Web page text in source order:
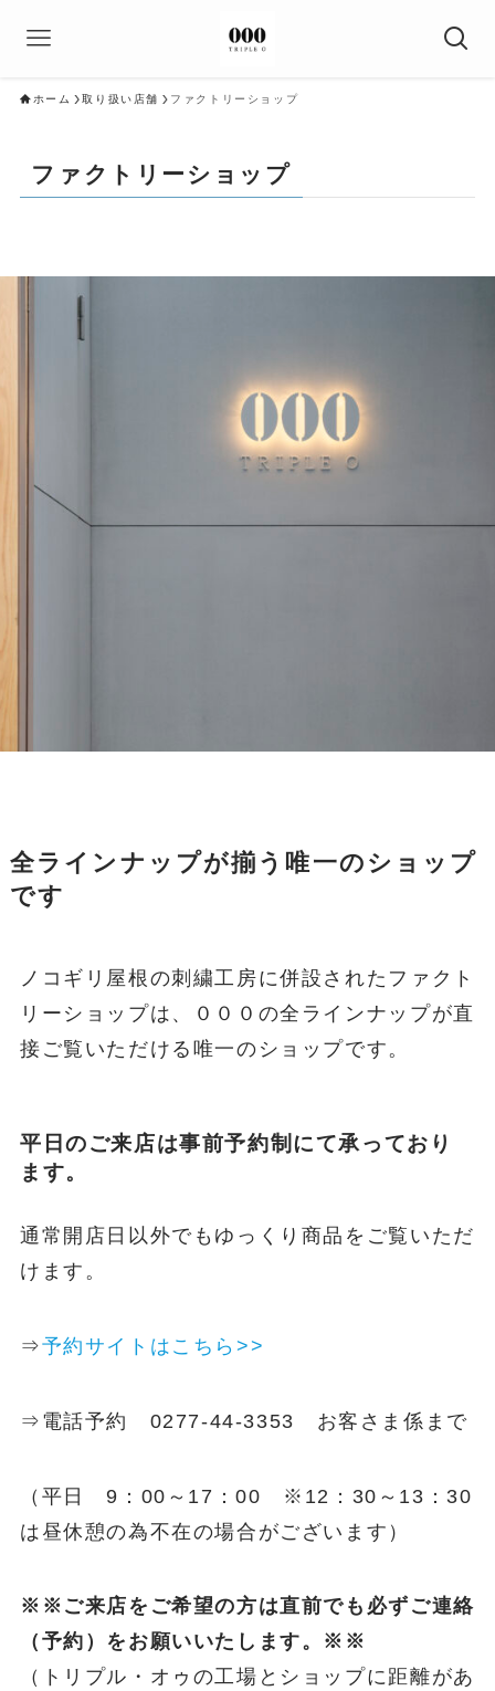
ホーム 取り扱い店舗 ファクトリーショップ
ファクトリーショップ
全ラインナップが揃う唯一のショップ
です
ノコギリ屋根の刺繍工房に併設されたファクト
リーショップは、０００の全ラインナップが直
接ご覧いただける唯一のショップです。
平日のご来店は事前予約制にて承っており
ます。
通常開店日以外でもゆっくり商品をご覧いただ
けます。
⇒予約サイトはこちら>>
⇒電話予約 0277-44-3353 お客さま係まで
（平日 9：00～17：00 ※12：30～13：30
は昼休憩の為不在の場合がございます）
※※ご来店をご希望の方は直前でも必ずご連絡
（予約）をお願いいたします。※※
（トリプル・オゥの工場とショップに距離があ